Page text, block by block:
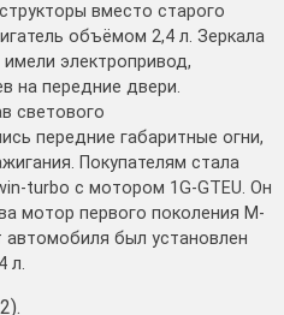
вместо старого
объёмом 2,4 л. Зеркала
электропривод,
на передние двери.
светового
передние габаритные огни,
Покупателям стала
turbo с мотором 1G-GTEU. Он
мотор первого поколения M-
автомобиля был установлен
л.